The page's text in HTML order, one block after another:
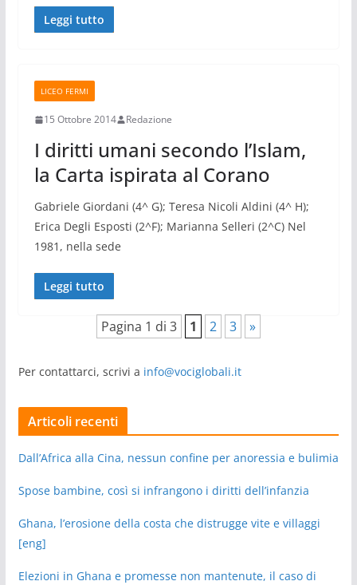
Leggi tutto
LICEO FERMI
15 Ottobre 2014 Redazione
I diritti umani secondo l’Islam,
la Carta ispirata al Corano
Gabriele Giordani (4^ G); Teresa Nicoli Aldini (4^ H);
Erica Degli Esposti (2^F); Marianna Selleri (2^C) Nel
1981, nella sede
Leggi tutto
Pagina 1 di 3 1 2 3 »
Per contattarci, scrivi a info@vociglobali.it
Articoli recenti
Dall’Africa alla Cina, nessun confine per anoressia e bulimia
Spose bambine, così si infrangono i diritti dell’infanzia
Ghana, l’erosione della costa che distrugge vite e villaggi
[eng]
Elezioni in Ghana e promesse non mantenute, il caso di